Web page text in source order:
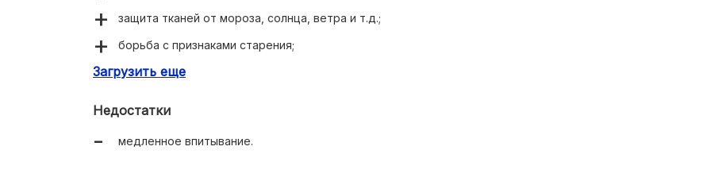
защита тканей от мороза, солнца, ветра и т.д.;
борьба с признаками старения;
осветление эпидермиса;
Загрузить еще
Недостатки
медленное впитывание.